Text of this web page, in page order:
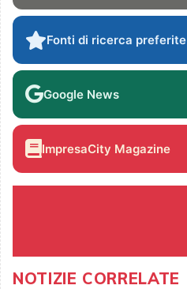
Fonti di ricerca preferite
Google News
ImpresaCity Magazine
NOTIZIE CORRELATE